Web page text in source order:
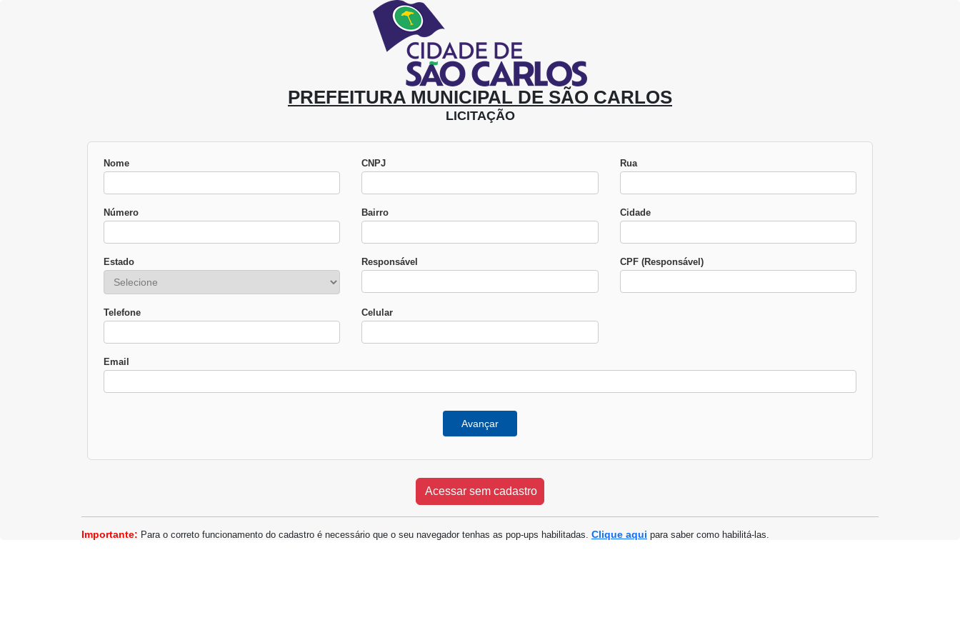
PREFEITURA MUNICIPAL DE SÃO CARLOS
LICITAÇÃO
Nome CNPJ Rua
Número Bairro Cidade
Estado Responsável CPF (Responsável)
Telefone Celular
Email
Avançar
Importante: Para o correto funcionamento do cadastro é necessário que o seu navegador tenhas as pop-ups habilitadas. Clique aqui para saber como habilitá-las.